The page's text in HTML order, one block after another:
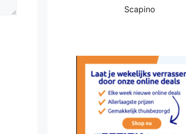
Scapino